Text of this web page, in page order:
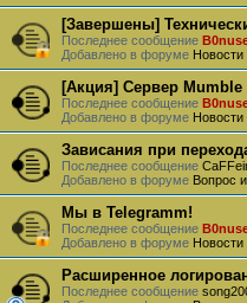
[Завершены]
Последнее сообщение
Добавлено в форуме Новости
[Акция] Сервер Mumble
Последнее сообщение
Добавлено в форуме Новости
Зависания при
Последнее сообщение
Добавлено в форуме Вопрос
Мы в Telegramm!
Последнее сообщение
Добавлено в форуме Новости
Расширенное
Последнее сообщение